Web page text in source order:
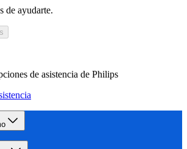
de ayudarte.
de asistencia de Philips